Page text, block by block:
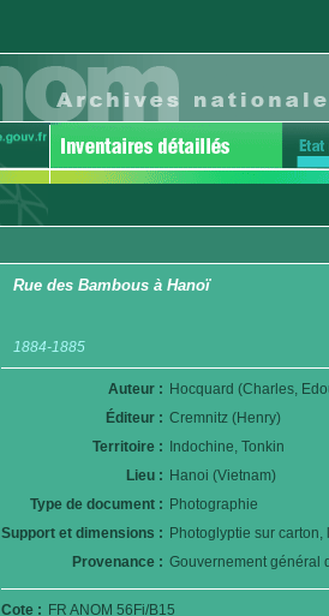
Rue des Bambous à Hanoï
1884-1885
Auteur : Hocquard (Charles,
Éditeur : Cremnitz (Henry)
Territoire :
Indochine, Tonkin
Lieu : Hanoi (Vietnam)
Type de document : Photographie
Support et dimensions : Photoglyptie sur
Provenance : Gouvernement général
Cote : FR ANOM 56Fi/B15